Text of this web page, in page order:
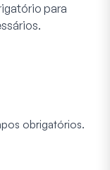
para
obrigatórios.